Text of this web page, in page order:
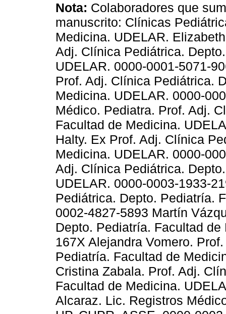
Nota: Colaboradores que
manuscrito: Clínicas
Medicina. UDELAR.
Adj. Clínica Pediátrica.
UDELAR. 0000-0001-5071-
Prof. Adj. Clínica Pediátrica.
Medicina. UDELAR. 0000-
Médico. Pediatra. Prof. Adj.
Facultad de Medicina.
Halty. Ex Prof. Adj. Clínica
Medicina. UDELAR. 0000-
Adj. Clínica Pediátrica.
UDELAR. 0000-0003-1933-
Pediátrica. Depto. Pediatría.
0002-4827-5893 Martín
Depto. Pediatría. Facultad
167X Alejandra Vomero.
Pediatría. Facultad de
Cristina Zabala. Prof. Adj.
Facultad de Medicina.
Alcaraz. Lic. Registros